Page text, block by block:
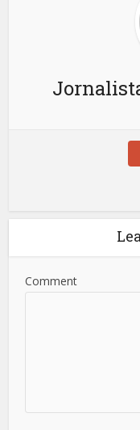
Comment